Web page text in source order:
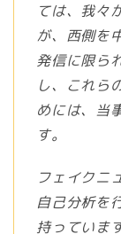
ては、我々
が、西側を
発信に限ら
し、これら
めには、当
す。
フェイクニ
自己分析を
持っていま